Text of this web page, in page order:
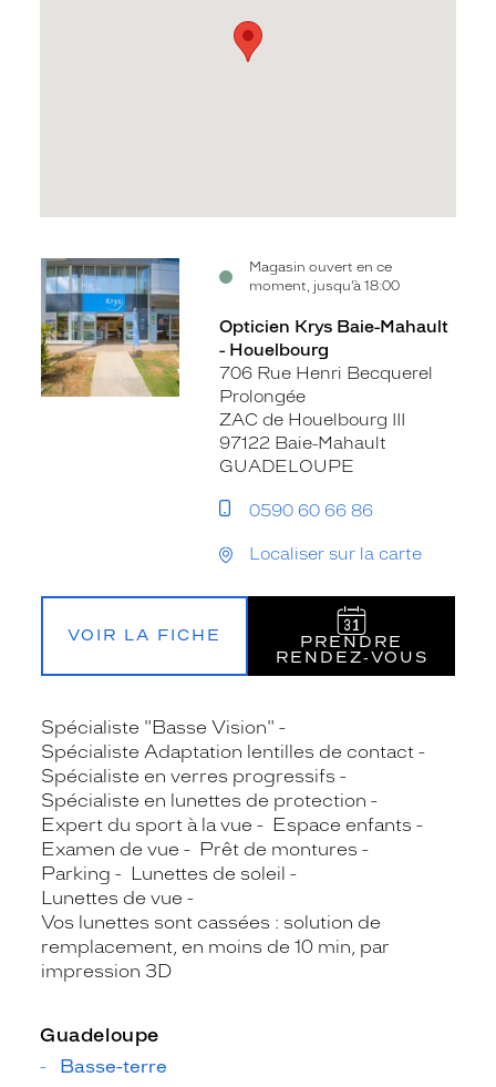
Magasin ouvert en ce
moment, jusqu’à 18:00
Voir
la
fiche
Opticien Krys Baie-Mahault
- Houelbourg
706 Rue Henri Becquerel
Prolongée
ZAC de Houelbourg III
97122 Baie-Mahault
GUADELOUPE
0590 60 66 86
Localiser sur la carte
VOIR LA FICHE
PRENDRE
RENDEZ‑VOUS
Spécialiste "Basse Vision"
Spécialiste Adaptation lentilles de contact
Spécialiste en verres progressifs
Spécialiste en lunettes de protection
Expert du sport à la vue
Espace enfants
Examen de vue
Prêt de montures
Parking
Lunettes de soleil
Lunettes de vue
Vos lunettes sont cassées : solution de
remplacement, en moins de 10 min, par
impression 3D
Guadeloupe
Basse-terre